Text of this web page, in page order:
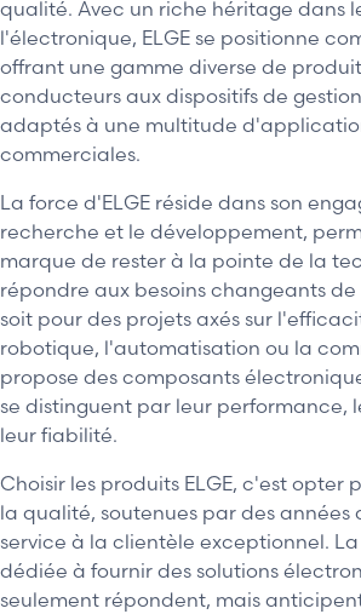
qualité. Avec un riche héritage dans
l'électronique, ELGE se positionne
offrant une gamme diverse de
conducteurs aux dispositifs de
adaptés à une multitude
commerciales.
La force d'ELGE réside dans son
recherche et le développement,
marque de rester à la pointe de la
répondre aux besoins changeants
soit pour des projets axés sur
robotique, l'automatisation ou la
propose des composants
se distinguent par leur performance,
leur fiabilité.
Choisir les produits ELGE, c'est opter
la qualité, soutenues par des années
service à la clientèle exceptionnel.
dédiée à fournir des solutions
seulement répondent, mais